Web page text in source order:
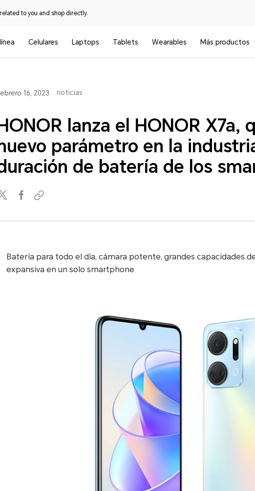
to you and shop directly.
Celulares Laptops Tablets Wearables Más productos
16, 2023 noticias
HONOR lanza el HONOR X7a,
parámetro en la
de batería de los
Batería para todo el día, cámara potente, grandes capacidades
expansiva en un solo smartphone